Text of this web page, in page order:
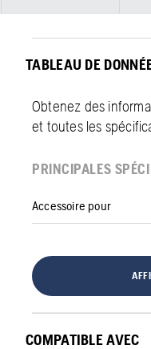
TABLEAU DE
Obtenez des
et toutes les
PRINCIPALES
Accessoire pour
COMPATIBLE AVEC